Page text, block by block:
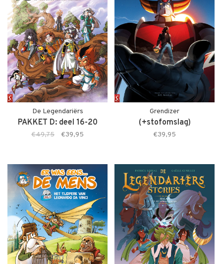
De Legendariërs
PAKKET D: deel 16-20
€49,75 €39,95
Grendizer
(+stofomslag)
€39,95